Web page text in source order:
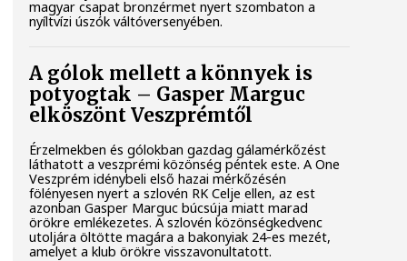
magyar csapat bronzérmet nyert szombaton a
nyíltvízi úszók váltóversenyében.
A gólok mellett a könnyek is
potyogtak – Gasper Marguc
elköszönt Veszprémtől
Érzelmekben és gólokban gazdag gálamérkőzést
láthatott a veszprémi közönség péntek este. A One
Veszprém idénybeli első hazai mérkőzésén
fölényesen nyert a szlovén RK Celje ellen, az est
azonban Gasper Marguc búcsúja miatt marad
örökre emlékezetes. A szlovén közönségkedvenc
utoljára öltötte magára a bakonyiak 24-es mezét,
amelyet a klub örökre visszavonultatott.